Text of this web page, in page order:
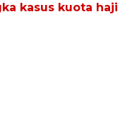
kasus kuota haji